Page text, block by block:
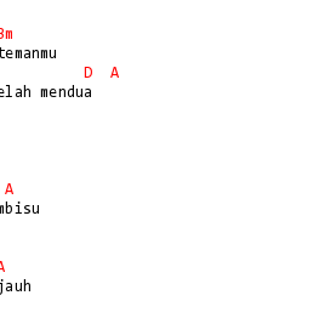
Bm
D
A
mendua
A